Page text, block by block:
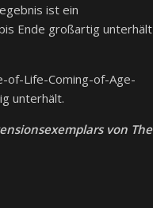
ist ein
Ende großartig unterhält
of-Life-Coming-of-Age-
unterhält.
von The